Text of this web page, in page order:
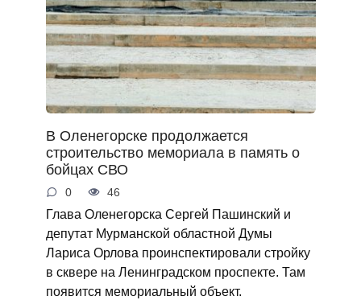
В Оленегорске продолжается
строительство мемориала в память о
бойцах СВО
0 46
Глава Оленегорска Сергей Пашинский и
депутат Мурманской областной Думы
Лариса Орлова проинспектировали стройку
в сквере на Ленинградском проспекте. Там
появится мемориальный объект.